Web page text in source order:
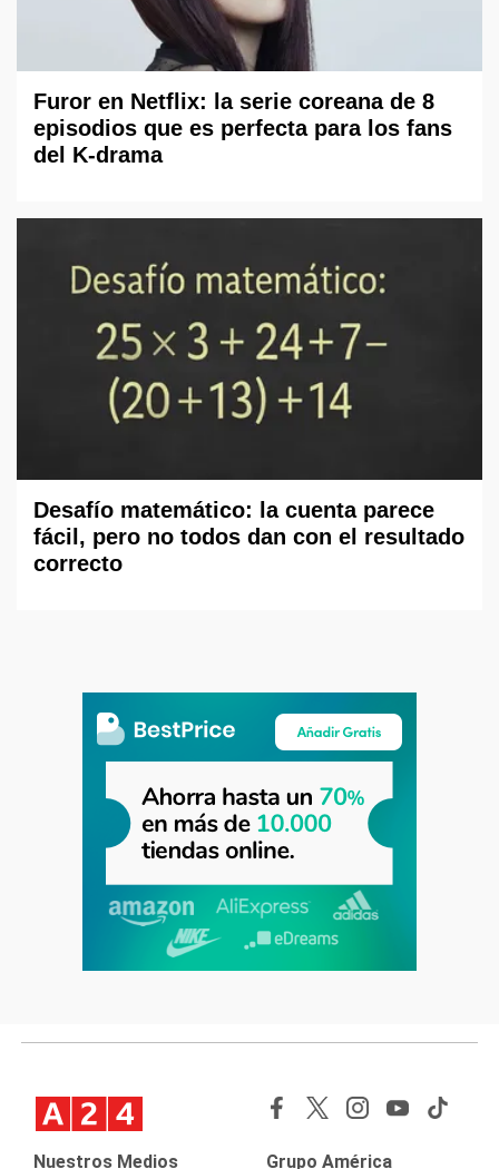
Furor en Netflix: la serie coreana de 8
episodios que es perfecta para los fans
del K-drama
Desafío matemático: la cuenta parece
fácil, pero no todos dan con el resultado
correcto
Nuestros Medios Grupo América